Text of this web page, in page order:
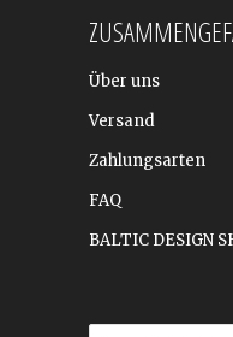
Über uns
Versand
Zahlungsarten
FAQ
BALTIC DESIGN